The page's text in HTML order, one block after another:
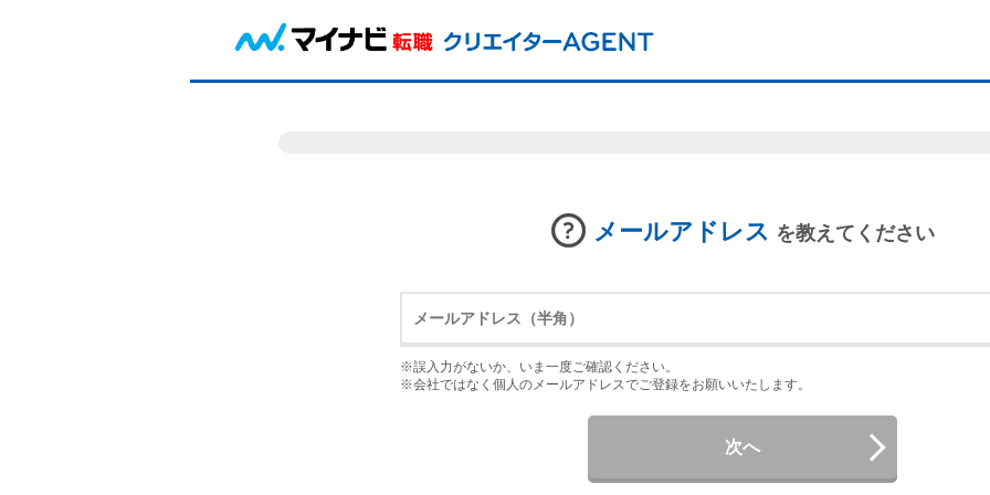
メールアドレス を教えてください
※誤入力がないか、いま一度ご確認ください。
※会社ではなく個人のメールアドレスでご登録をお願いいたします。
次へ